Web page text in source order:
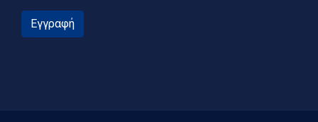
Εγγραφή